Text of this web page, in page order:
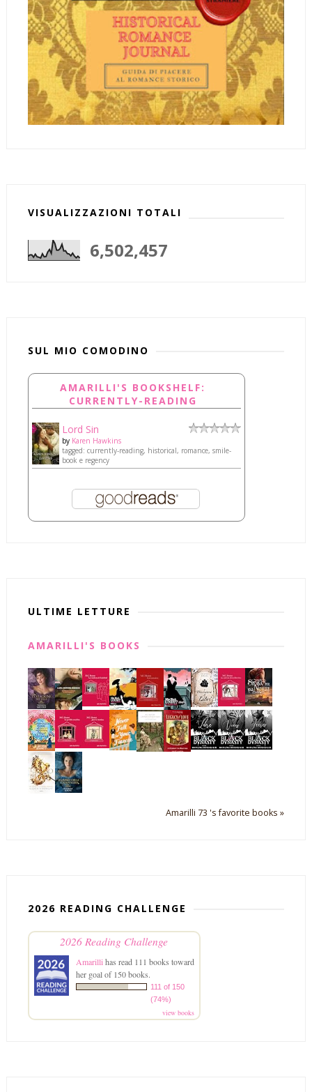
VISUALIZZAZIONI TOTALI
6,502,457
SUL MIO COMODINO
AMARILLI'S BOOKSHELF:
CURRENTLY-READING
Lord Sin
by Karen Hawkins
tagged: currently-reading, historical, romance, smile-
book e regency
ULTIME LETTURE
AMARILLI'S BOOKS
Amarilli 73 's favorite books »
2026 READING CHALLENGE
2026 Reading Challenge
Amarillihas read 111 books toward
her goal of 150 books.
111 of 150
(74%)
view books